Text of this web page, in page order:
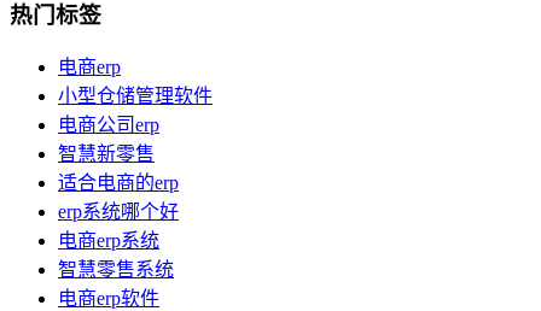
热门标签
电商erp
小型仓储管理软件
电商公司erp
智慧新零售
适合电商的erp
erp系统哪个好
电商erp系统
智慧零售系统
电商erp软件